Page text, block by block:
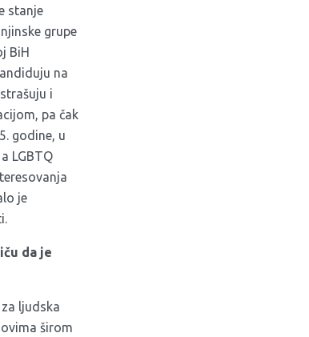
stanje
grupe
BiH
na
i
pa čak
godine, u
LGBTQ
je
da je
ljudska
širom